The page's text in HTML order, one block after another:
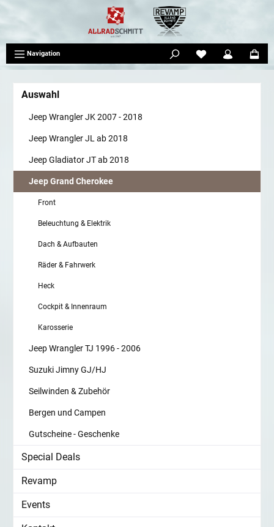
Navigation
Auswahl
Jeep Wrangler JK 2007 - 2018
Jeep Wrangler JL ab 2018
Jeep Gladiator JT ab 2018
Jeep Grand Cherokee
Front
Beleuchtung & Elektrik
Dach & Aufbauten
Räder & Fahrwerk
Heck
Cockpit & Innenraum
Karosserie
Jeep Wrangler TJ 1996 - 2006
Suzuki Jimny GJ/HJ
Seilwinden & Zubehör
Bergen und Campen
Gutscheine - Geschenke
Special Deals
Revamp
Events